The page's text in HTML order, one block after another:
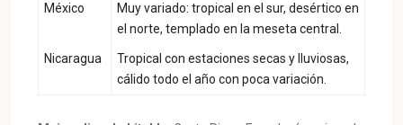
México
Muy variado: tropical en el sur, desértico en
el norte, templado en la meseta central.
Nicaragua
Tropical con estaciones secas y lluviosas,
cálido todo el año con poca variación.